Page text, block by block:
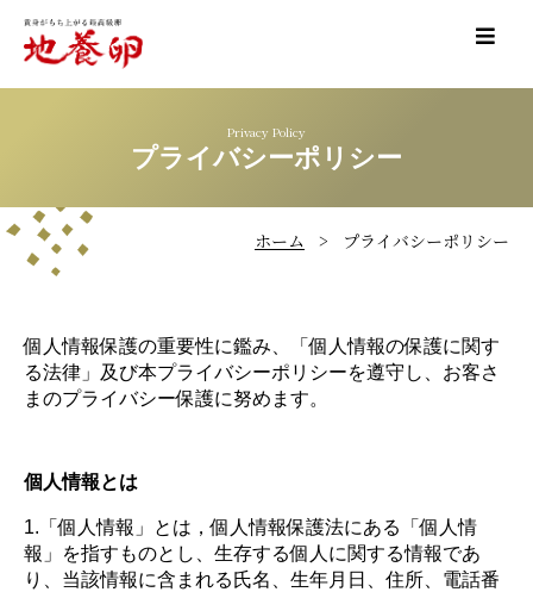
Privacy Policy
プライバシーポリシー
ホーム プライバシーポリシー
個人情報保護の重要性に鑑み、「個人情報の保護に関す
る法律」及び本プライバシーポリシーを遵守し、お客さ
まのプライバシー保護に努めます。
個人情報とは
1.「個人情報」とは，個人情報保護法にある「個人情
報」を指すものとし、生存する個人に関する情報であ
り、当該情報に含まれる氏名、生年月日、住所、電話番